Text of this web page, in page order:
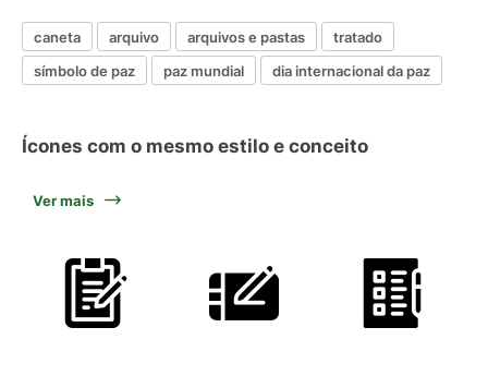
caneta arquivo arquivos e pastas
tratado
símbolo de paz
paz mundial dia internacional da paz
Ícones com o mesmo estilo e conceito
Ver mais